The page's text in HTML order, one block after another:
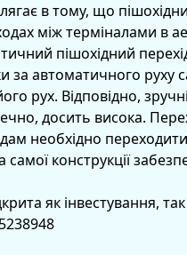
в тому, що
між терміналами в
пішохідний
за автоматичного руху
рух. Відповідно,
досить висока.
необхідно
самої конструкції
як інвестування,